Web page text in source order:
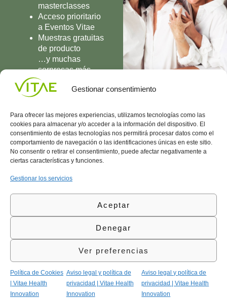
Gestionar consentimiento
Para ofrecer las mejores experiencias, utilizamos tecnologías como las
cookies para almacenar y/o acceder a la información del dispositivo. El
consentimiento de estas tecnologías nos permitirá procesar datos como el
comportamiento de navegación o las identificaciones únicas en este sitio.
No consentir o retirar el consentimiento, puede afectar negativamente a
ciertas características y funciones.
Gestionar los servicios
Aceptar
Denegar
Ver preferencias
Política de Cookies
| Vitae Health
Innovation
Aviso legal y política de
privacidad | Vitae Health
Innovation
Aviso legal y política de
privacidad | Vitae Health
Innovation
masterclasses
Acceso prioritario
a Eventos Vitae
Muestras gratuitas
de producto
…y muchas
sorpresas más
UNIRME
Conocenos
Vitae
l
Área
Política
de
Política
Calidad
(+34)
935
©Vitae Health Innovation S.L. Todos los derechos